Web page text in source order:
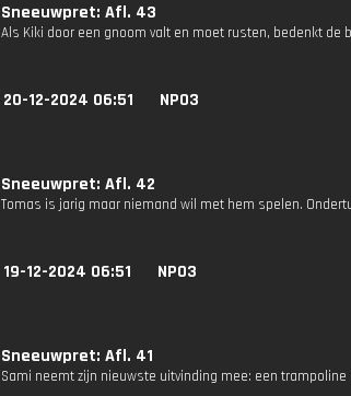
Sneeuwpret: Afl. 43
Als Kiki door een gnoom valt en moet rusten, bedenkt
20-12-2024 06:51 NPO3
Sneeuwpret: Afl. 42
Tomas is jarig maar niemand wil met hem spelen.
19-12-2024 06:51 NPO3
Sneeuwpret: Afl. 41
Sami neemt zijn nieuwste uitvinding mee: een